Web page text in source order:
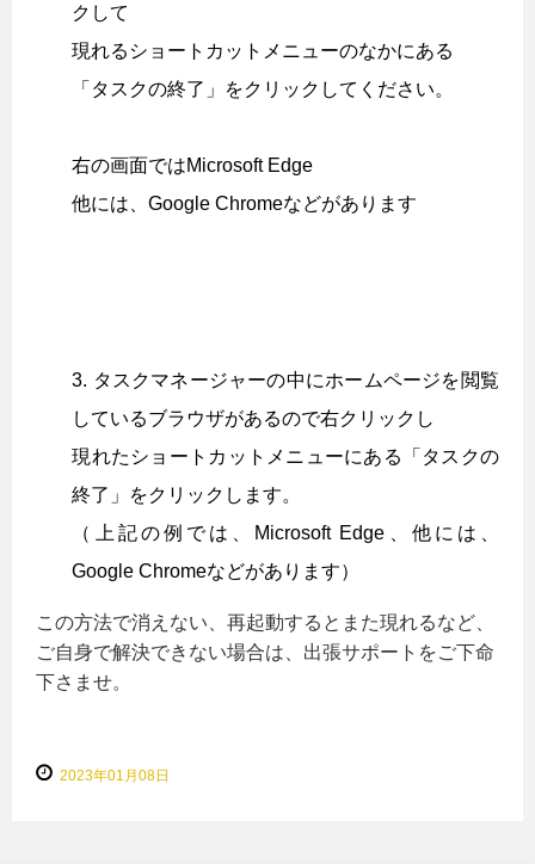
クして
現れるショートカットメニューのなかにある
「タスクの終了」をクリックしてください。
右の画面ではMicrosoft Edge
他には、Google Chromeなどがあります
タスクマネージャーの中にホームページを閲覧
しているブラウザがあるので右クリックし
現れたショートカットメニューにある「タスクの
終了」をクリックします。
（上記の例では、Microsoft Edge、他には、
Google Chromeなどがあります）
この方法で消えない、再起動するとまた現れるなど、
ご自身で解決できない場合は、出張サポートをご下命
下さませ。
2023年01月08日